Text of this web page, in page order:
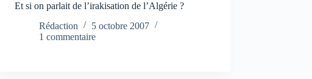
Et si on parlait de l’irakisation de l’Algérie ?
Rédaction
5 octobre 2007
1 commentaire